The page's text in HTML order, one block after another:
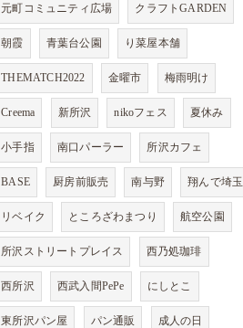
元町コミュニティ広場 クラフトGARDEN
朝霞 青葉台公園 り菜屋本舗
THEMATCH2022 金曜市 梅雨明け
Creema 新所沢 nikoフェス 夏休み
小手指 南口パーラー 所沢カフェ
BASE 厨房前販売 南与野 翔んで埼玉
リベイク ところざわまつり 航空公園
所沢ストリートプレイス 西乃処珈琲
西所沢 西武入間PePe にしとこ
東所沢パン屋 パン通販 成人の日